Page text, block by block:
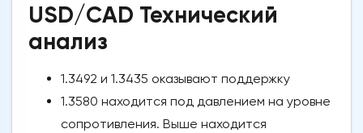
USD/CAD Технический
анализ
1.3492 и 1.3435 оказывают поддержку
1.3580 находится под давлением на уровне
сопротивления. Выше находится